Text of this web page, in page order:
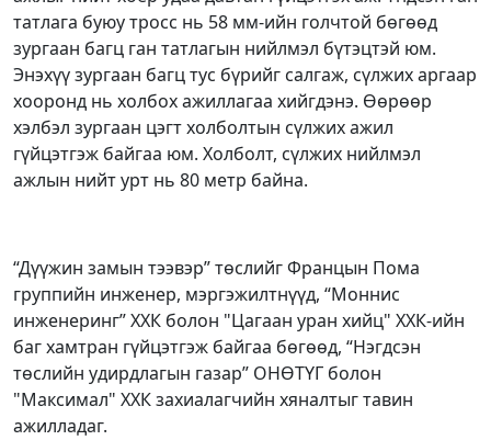
татлага буюу тросс нь 58 мм-ийн голчтой бөгөөд
зургаан багц ган татлагын нийлмэл бүтэцтэй юм.
Энэхүү зургаан багц тус бүрийг салгаж, сүлжих аргаар
хооронд нь холбох ажиллагаа хийгдэнэ. Өөрөөр
хэлбэл зургаан цэгт холболтын сүлжих ажил
гүйцэтгэж байгаа юм. Холболт, сүлжих нийлмэл
ажлын нийт урт нь 80 метр байна.
“Дүүжин замын тээвэр” төслийг Францын Пома
группийн инженер, мэргэжилтнүүд, “Моннис
инженеринг” ХХК болон "Цагаан уран хийц" ХХК-ийн
баг хамтран гүйцэтгэж байгаа бөгөөд, “Нэгдсэн
төслийн удирдлагын газар” ОНӨТҮГ болон
"Максимал" ХХК захиалагчийн хяналтыг тавин
ажилладаг.